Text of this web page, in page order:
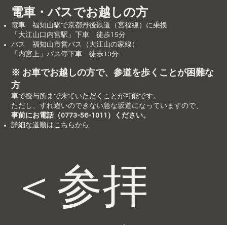
電車・バスでお越しの方
電車 福知山駅で京都丹後鉄道（宮福線）に乗換
「大江山口内宮駅」下車 徒歩15分
バス 福知山市営バス（大江山の家線）
「内宮上」バス停下車 徒歩13分
※ お車でお越しの方で、参道を歩くことが困難な
方
車で授与所まで来ていただくことが可能です。
ただし、すれ違いのできない急な坂道になっていますので、
事前にお電話（0773-56-1011）ください。
​詳細な道順はこちらから
＜参拝